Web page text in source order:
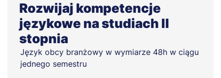
Rozwijaj kompetencje
językowe na studiach II
stopnia
Język obcy branżowy w wymiarze 48h w ciągu
jednego semestru